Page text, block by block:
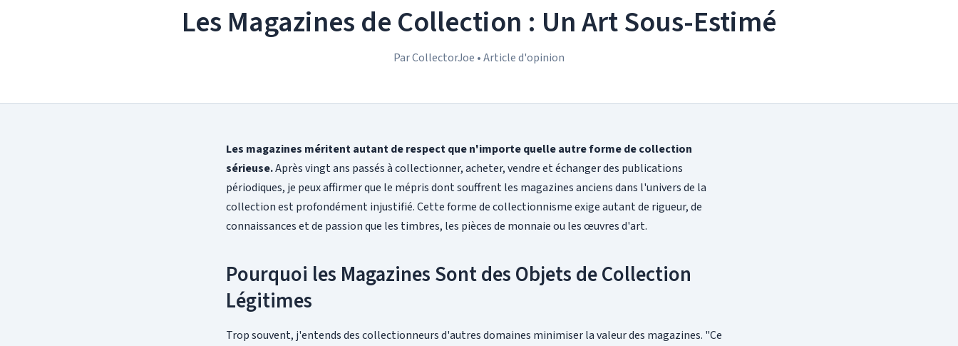
Les Magazines de Collection : Un Art Sous-Estimé
Par CollectorJoe • Article d'opinion
Les magazines méritent autant de respect que n'importe quelle autre forme de collection
sérieuse.Après vingt ans passés à collectionner, acheter, vendre et échanger des publications
périodiques, je peux affirmer que le mépris dont souffrent les magazines anciens dans l'univers de la
collection est profondément injustifié. Cette forme de collectionnisme exige autant de rigueur, de
connaissances et de passion que les timbres, les pièces de monnaie ou les œuvres d'art.
Pourquoi les Magazines Sont des Objets de Collection
Légitimes
Trop souvent, j'entends des collectionneurs d'autres domaines minimiser la valeur des magazines. "Ce